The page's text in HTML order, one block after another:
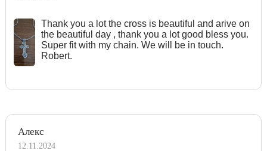
Тhank you a lot the cross is beautiful and arive on
the beautiful day , thank you a lot good bless you.
Super fit with my chain. We will be in touch.
Robert.
Алекс
12.11.2024